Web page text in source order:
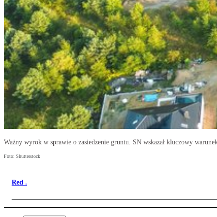
Ważny wyrok w sprawie o zasiedzenie gruntu. SN wskazał kluczowy
Foto: Shutterstock
Red .